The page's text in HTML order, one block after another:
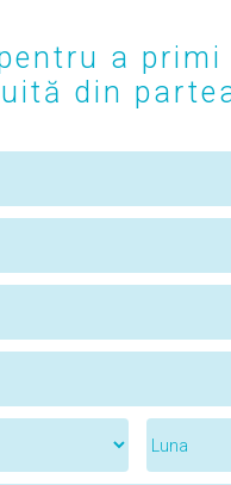
a
din